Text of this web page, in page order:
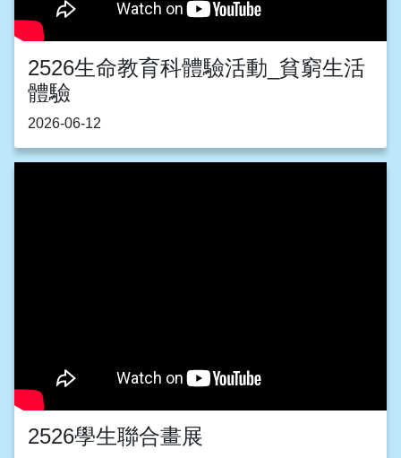
2526生命教育科體驗活動_貧窮生活
體驗
2026-06-12
2526學生聯合畫展